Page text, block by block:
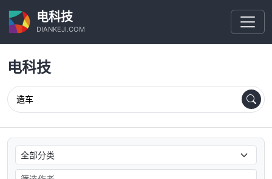
电科技
DIANKEJI.COM
电科技